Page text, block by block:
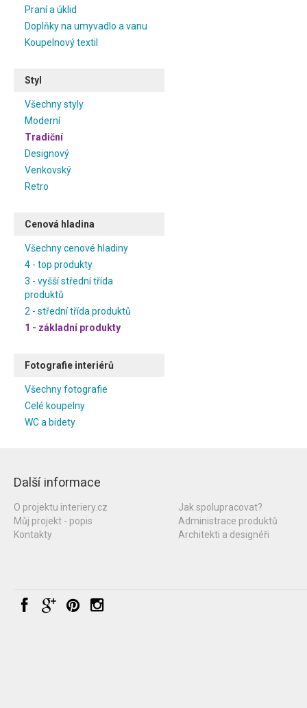
Praní a úklid
Doplňky na umyvadlo a vanu
Koupelnový textil
Styl
Všechny styly
Moderní
Tradiční
Designový
Venkovský
Retro
Cenová hladina
Všechny cenové hladiny
4 - top produkty
3 - vyšší střední třída
produktů
2 - střední třída produktů
1 - základní produkty
Fotografie interiérů
Všechny fotografie
Celé koupelny
WC a bidety
Další informace
O projektu interiery.cz
Můj projekt - popis
Kontakty
Jak spolupracovat?
Administrace produktů
Architekti a designéři